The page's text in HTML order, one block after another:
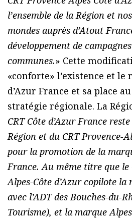
l’ensemble de la Région et
mondes auprès d’Atout
développement de
communes.» Cette
«conforte» l’existence et le
d’Azur France et sa place
stratégie régionale. La
CRT Côte d’Azur France
Région et du CRT Provence-
pour la promotion de la
France. Au même titre que le
Alpes-Côte d’Azur copilote la
avec l’ADT des Bouches-du-
Tourisme), et la marque